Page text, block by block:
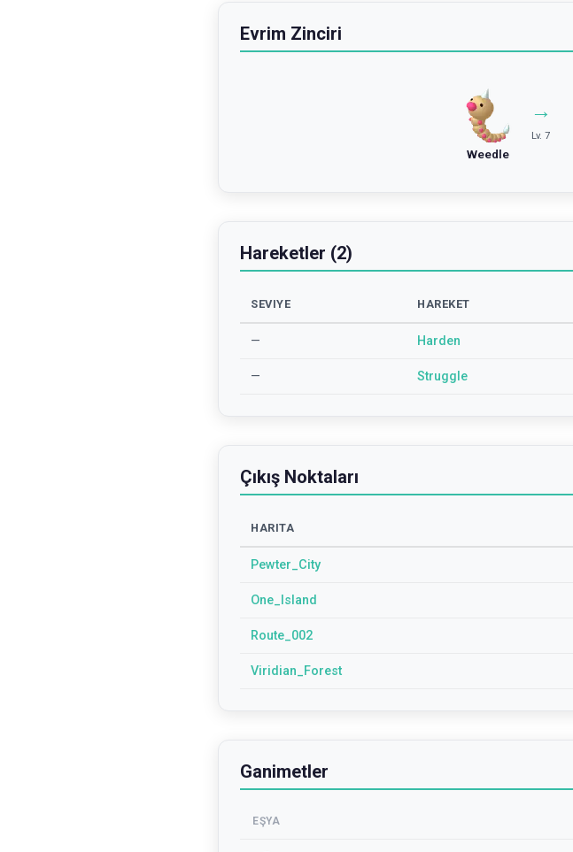
Evrim Zinciri
Weedle
→
Lv. 7
Hareketler (2)
SEVIYE HAREKET
— Harden
— Struggle
Çıkış Noktaları
HARITA
Pewter_City
One_Island
Route_002
Viridian_Forest
Ganimetler
EŞYA